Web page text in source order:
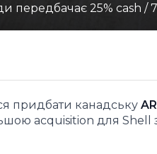
передбачає 25% cash /
придбати канадську
acquisition для Shell з